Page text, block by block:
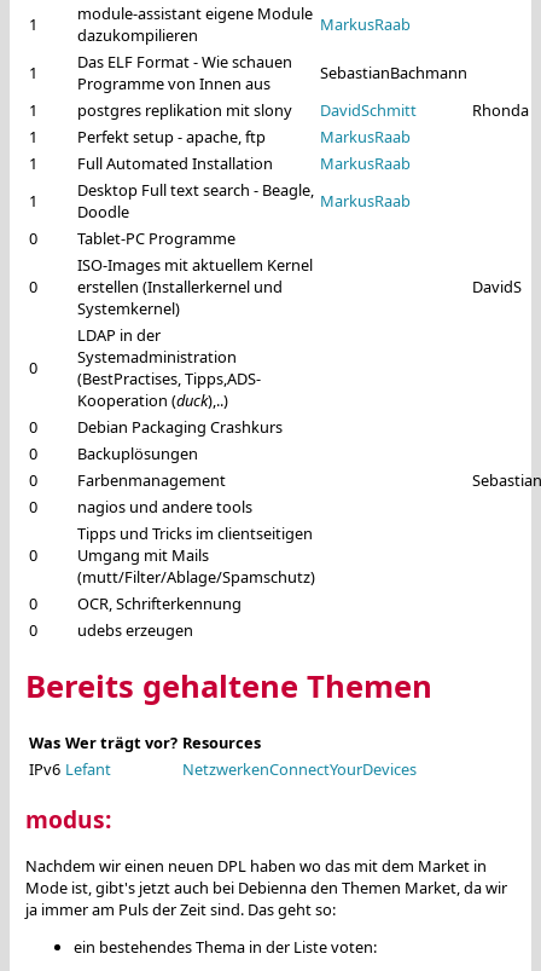
1
module-assistant eigene Module
dazukompilieren
MarkusRaab
1
Das ELF Format - Wie schauen
Programme von Innen aus
SebastianBachmann
1
postgres replikation mit slony DavidSchmitt
Rhonda
1
Perfekt setup - apache, ftp
MarkusRaab
1
Full Automated Installation
MarkusRaab
1
Desktop Full text search - Beagle,
Doodle
MarkusRaab
0
Tablet-PC Programme
0
ISO-Images mit aktuellem Kernel
erstellen (Installerkernel und
Systemkernel)
DavidS
0
LDAP in der
Systemadministration
(BestPractises, Tipps,ADS-
Kooperation (duck),..)
0
Debian Packaging Crashkurs
0
Backuplösungen
0
Farbenmanagement
0
nagios und andere tools
0
Tipps und Tricks im clientseitigen
Umgang mit Mails
(mutt/Filter/Ablage/Spamschutz)
0
OCR, Schrifterkennung
0
udebs erzeugen
Bereits gehaltene Themen
Was Wer trägt vor? Resources
IPv6 Lefant NetzwerkenConnectYourDevices
modus:
Nachdem wir einen neuen DPL haben wo das mit dem Market in
Mode ist, gibt's jetzt auch bei Debienna den Themen Market, da wir
ja immer am Puls der Zeit sind. Das geht so:
ein bestehendes Thema in der Liste voten: